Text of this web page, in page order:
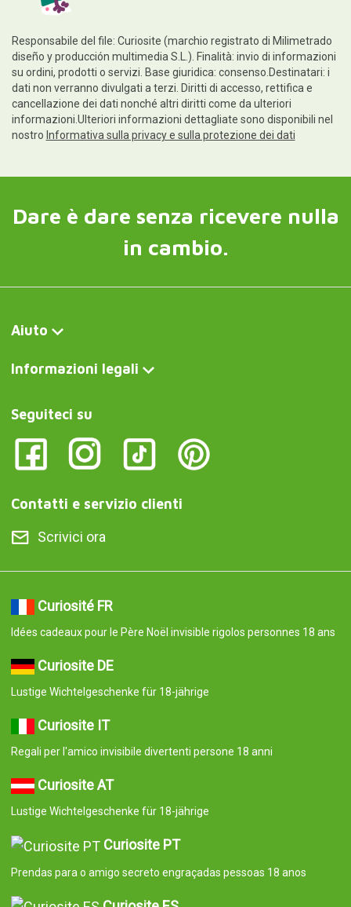
Responsabile del file: Curiosite (marchio registrato di Milimetrado
diseño y producción multimedia S.L.). Finalità: invio di informazioni
su ordini, prodotti o servizi. Base giuridica: consenso.Destinatari: i
dati non verranno divulgati a terzi. Diritti di accesso, rettifica e
cancellazione dei dati nonché altri diritti come da ulteriori
informazioni.Ulteriori informazioni dettagliate sono disponibili nel
nostro Informativa sulla privacy e sulla protezione dei dati
Dare è dare senza ricevere nulla
in cambio.
Aiuto
Informazioni legali
Seguiteci su
Contatti e servizio clienti
Scrivici ora
Curiosité FR
Idées cadeaux pour le Père Noël invisible rigolos personnes 18 ans
Curiosite DE
Lustige Wichtelgeschenke für 18-jährige
Curiosite IT
Regali per l'amico invisibile divertenti persone 18 anni
Curiosite AT
Lustige Wichtelgeschenke für 18-jährige
Curiosite PT
Prendas para o amigo secreto engraçadas pessoas 18 anos